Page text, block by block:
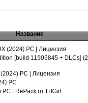
Название
(2024) PC | Лицензия
[build 11905845 + DLCs]
PC | Лицензия
PC
| RePack от FitGirl